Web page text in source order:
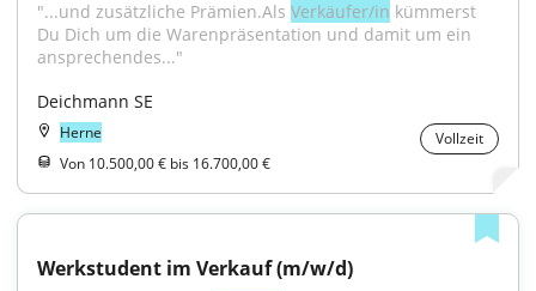
"...und zusätzliche Prämien.Als Verkäufer/in kümmerst
Du Dich um die Warenpräsentation und damit um ein
ansprechendes..."
Deichmann SE
Herne
Vollzeit
Von 10.500,00 € bis 16.700,00 €
Werkstudent im Verkauf (m/w/d)